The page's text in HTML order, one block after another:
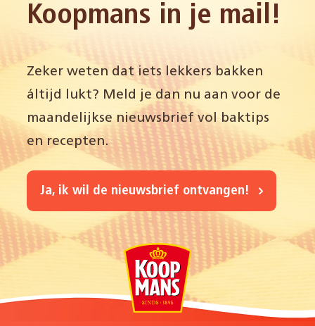
Koopmans in je mail!
Zeker weten dat iets lekkers bakken
áltijd lukt? Meld je dan nu aan voor de
maandelijkse nieuwsbrief vol baktips
en recepten.
Ja, ik wil de nieuwsbrief ontvangen!